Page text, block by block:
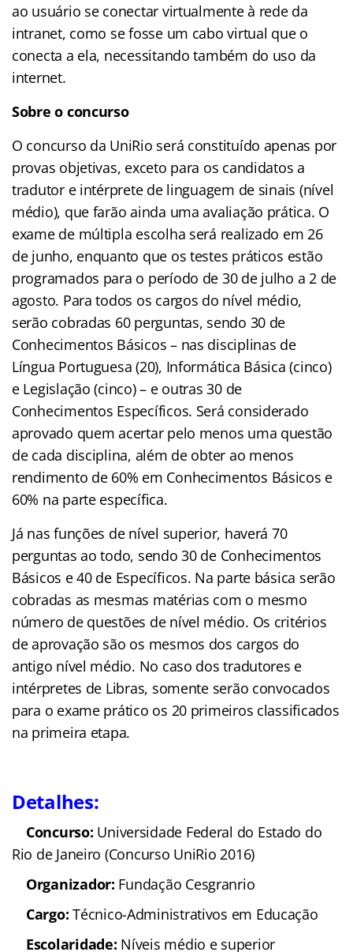
ao usuário se conectar virtualmente à rede da
intranet, como se fosse um cabo virtual que o
conecta a ela, necessitando também do uso da
internet.
Sobre o concurso
O concurso da UniRio será constituído apenas por
provas objetivas, exceto para os candidatos a
tradutor e intérprete de linguagem de sinais (nível
médio), que farão ainda uma avaliação prática. O
exame de múltipla escolha será realizado em 26
de junho, enquanto que os testes práticos estão
programados para o período de 30 de julho a 2 de
agosto. Para todos os cargos do nível médio,
serão cobradas 60 perguntas, sendo 30 de
Conhecimentos Básicos – nas disciplinas de
Língua Portuguesa (20), Informática Básica (cinco)
e Legislação (cinco) – e outras 30 de
Conhecimentos Específicos. Será considerado
aprovado quem acertar pelo menos uma questão
de cada disciplina, além de obter ao menos
rendimento de 60% em Conhecimentos Básicos e
60% na parte específica.
Já nas funções de nível superior, haverá 70
perguntas ao todo, sendo 30 de Conhecimentos
Básicos e 40 de Específicos. Na parte básica serão
cobradas as mesmas matérias com o mesmo
número de questões de nível médio. Os critérios
de aprovação são os mesmos dos cargos do
antigo nível médio. No caso dos tradutores e
intérpretes de Libras, somente serão convocados
para o exame prático os 20 primeiros classificados
na primeira etapa.
Detalhes:
Concurso: Universidade Federal do Estado do
Rio de Janeiro (Concurso UniRio 2016)
Organizador: Fundação Cesgranrio
Cargo:Técnico-Administrativos em Educação
Escolaridade: Níveis médio e superior